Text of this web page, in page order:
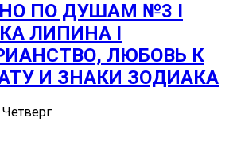
ПО ДУШАМ №3 I
ЛИПИНА I
ЛЮБОВЬ К
И ЗНАКИ ЗОДИАКА